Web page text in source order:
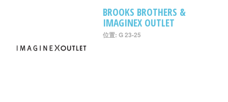
BROOKS BROTHERS &
IMAGINEX OUTLET
位置: G 23-25